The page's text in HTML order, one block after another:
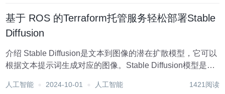
基于 ROS 的Terraform托管服务轻松部署Stable
Diffusion
介绍 Stable Diffusion是文本到图像的潜在扩散模型，它可以
根据文本提示词生成对应的图像。Stable Diffusion模型是扩
得感兴趣的样本。与传统生成模型相比，Stable Diff...
人工智能 2024-10-01 人工智能 1421阅读